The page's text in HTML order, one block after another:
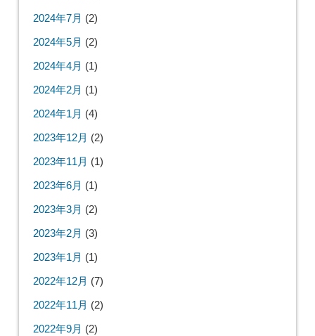
2024年7月 (2)
2024年5月 (2)
2024年4月 (1)
2024年2月 (1)
2024年1月 (4)
2023年12月 (2)
2023年11月 (1)
2023年6月 (1)
2023年3月 (2)
2023年2月 (3)
2023年1月 (1)
2022年12月 (7)
2022年11月 (2)
2022年9月 (2)